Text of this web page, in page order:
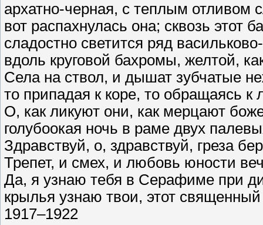
архатно-черная, с теплым отливом
вот распахнулась она; сквозь этот
сладостно светится ряд
вдоль круговой бахромы, желтой,
Села на ствол, и дышат зубчатые
то припадая к коре, то обращаясь
О, как ликуют они, как мерцают
голубоокая ночь в раме двух
Здравствуй, о, здравствуй, греза
Трепет, и смех, и любовь юности
Да, я узнаю тебя в Серафиме при
крылья узнаю твои, этот священный
1917–1922